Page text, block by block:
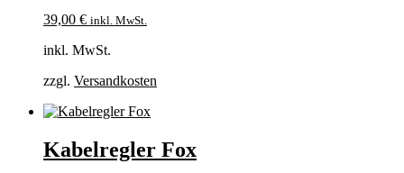
39,00 € inkl. MwSt.
inkl. MwSt.
zzgl. Versandkosten
Kabelregler Fox